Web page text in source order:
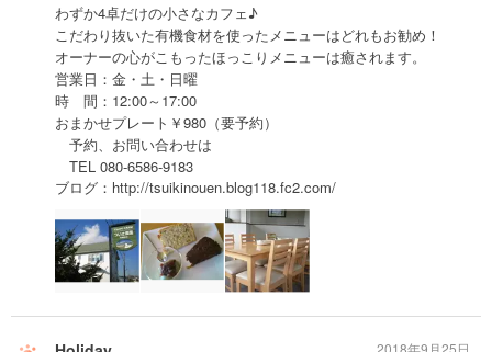
わずか4卓だけの小さなカフェ♪
こだわり抜いた有機食材を使ったメニューはどれもお勧め！
オーナーの心がこもったほっこりメニューは癒されます。
営業日：金・土・日曜
時 間：12:00～17:00
おまかせプレート￥980（要予約）
予約、お問い合わせは
TEL 080-6586-9183
ブログ：http://tsuikinouen.blog118.fc2.com/